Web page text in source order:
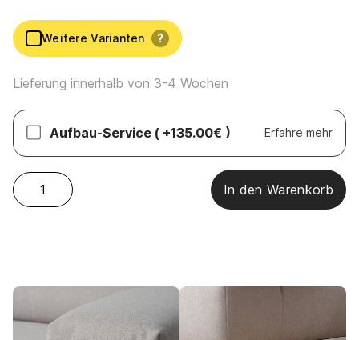
Weitere Varianten ?
Lieferung innerhalb von 3-4 Wochen
Aufbau-Service ( +135.00€ ) Erfahre mehr
Sensoo - Cosy2 3-Sitzer Menge
In den Warenkorb